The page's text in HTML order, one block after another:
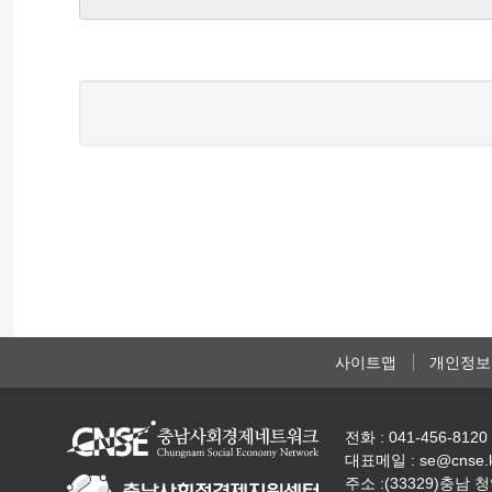
사이트맵 개인정
전화 : 041-456-
대표메일 :
주소 :(33329)충남